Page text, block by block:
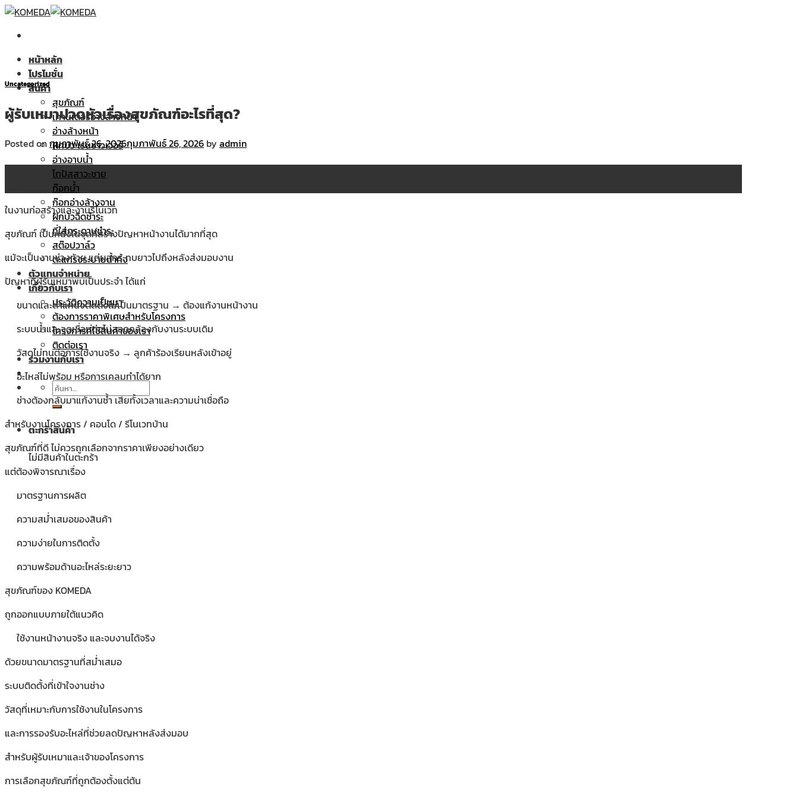
Skip
content
หน้าหลัก
โปรโมชั่น
สินค้า
สุขภัณฑ์
เคาน์เตอร์อ่างล้างหน้า
อ่างล้างหน้า
ฝักบัว เรนชาวเวอร์
อ่างอาบน้ำ
โถปัสสาวะชาย
ก๊อกน้ำ
ก๊อกอ่างล้างจาน
ฝักบัวฉีดชำระ
ที่ใส่กระดาษชำระ
สต๊อปวาล์ว
ตะแกรงระบายน้ำทิ้ง
ตัวแทนจำหน่าย
เกี่ยวกับเรา
ประวัติความเป็นมา
ต้องการราคาพิเศษสำหรับโครงการ
โครงการที่ใช้สินค้าของเรา
ติดต่อเรา
ร่วมงานกับเรา
ค้นหา:
ตะกร้าสินค้า
ไม่มีสินค้าในตะกร้า
Uncategorized
ผู้รับเหมาปวดหัวเรื่องสุขภัณฑ์อะไรที่สุด?
Posted onกุมภาพันธ์ 26, 2026กุมภาพันธ์ 26, 2026 by admin
ในงานก่อสร้างและงานรีโนเวท
สุขภัณฑ์ เป็นหนึ่งในจุดที่สร้างปัญหาหน้างานได้มากที่สุด
แม้จะเป็นงานช่วงท้าย แต่ผลกระทบยาวไปถึงหลังส่งมอบงาน
ปัญหาที่ผู้รับเหมาพบเป็นประจำ ได้แก่
ขนาดและตำแหน่งติดตั้งไม่เป็นมาตรฐาน → ต้องแก้งานหน้างาน
ระบบน้ำและจุดเชื่อมต่อไม่สอดคล้องกับงานระบบเดิม
วัสดุไม่ทนต่อการใช้งานจริง → ลูกค้าร้องเรียนหลังเข้าอยู่
อะไหล่ไม่พร้อม หรือการเคลมทำได้ยาก
ช่างต้องกลับมาแก้งานซ้ำ เสียทั้งเวลาและความน่าเชื่อถือ
สำหรับงานโครงการ / คอนโด / รีโนเวทบ้าน
สุขภัณฑ์ที่ดี ไม่ควรถูกเลือกจากราคาเพียงอย่างเดียว
แต่ต้องพิจารณาเรื่อง
มาตรฐานการผลิต
ความสม่ำเสมอของสินค้า
ความง่ายในการติดตั้ง
ความพร้อมด้านอะไหล่ระยะยาว
สุขภัณฑ์ของ KOMEDA
ถูกออกแบบภายใต้แนวคิด
ใช้งานหน้างานจริง และจบงานได้จริง
ด้วยขนาดมาตรฐานที่สม่ำเสมอ
ระบบติดตั้งที่เข้าใจงานช่าง
วัสดุที่เหมาะกับการใช้งานในโครงการ
และการรองรับอะไหล่ที่ช่วยลดปัญหาหลังส่งมอบ
สำหรับผู้รับเหมาและเจ้าของโครงการ
การเลือกสุขภัณฑ์ที่ถูกต้องตั้งแต่ต้น